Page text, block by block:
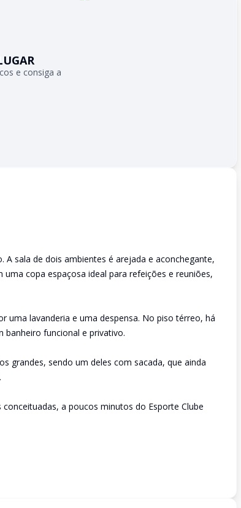
e consiga a
sala de dois ambientes é arejada e aconchegante,
copa espaçosa ideal para refeições e reuniões,
lavanderia e uma despensa. No piso térreo, há
funcional e privativo.
grandes, sendo um deles com sacada, que ainda
a poucos minutos do Esporte Clube